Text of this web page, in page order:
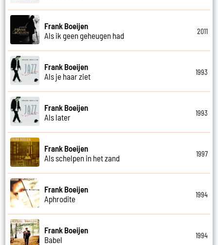
Frank Boeijen
Als ik geen geheugen had
2011
Frank Boeijen
Als je haar ziet
1993
Frank Boeijen
Als later
1993
Frank Boeijen
Als schelpen in het zand
1997
Frank Boeijen
Aphrodite
1994
Frank Boeijen
Babel
1994